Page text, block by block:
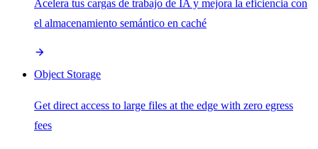
Acelera tus cargas de trabajo de IA y mejora la eficiencia con
el almacenamiento semántico en caché
Object Storage
Get direct access to large files at the edge with zero egress
fees